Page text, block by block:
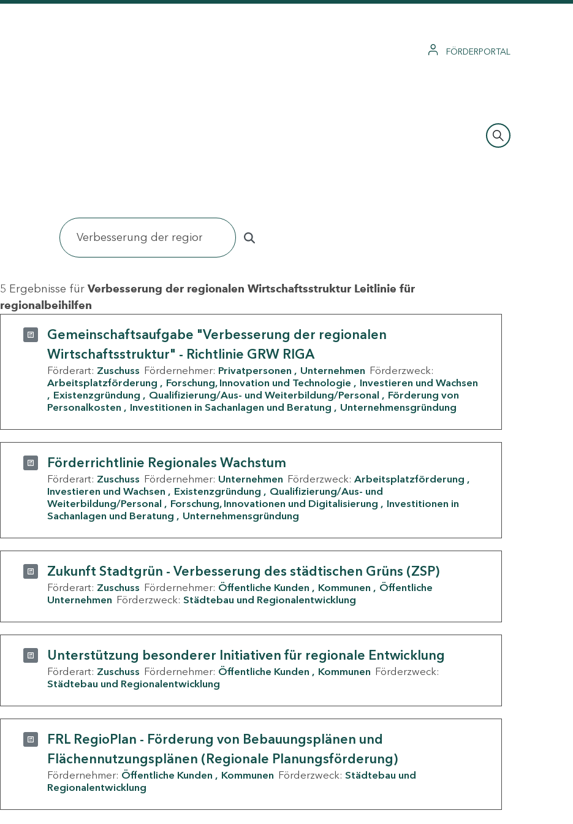
FÖRDERPORTAL
5 Ergebnisse für Verbesserung der regionalen Wirtschaftsstruktur Leitlinie für
regionalbeihilfen
Gemeinschaftsaufgabe "Verbesserung der regionalen
Wirtschaftsstruktur" - Richtlinie GRW RIGA
Förderart: Zuschuss Fördernehmer: Privatpersonen Unternehmen Förderzweck:
Arbeitsplatzförderung
Forschung, Innovation und Technologie
Investieren und Wachsen
Existenzgründung
Qualifizierung/Aus- und Weiterbildung/Personal
Förderung von
Personalkosten
Investitionen in Sachanlagen und Beratung Unternehmensgründung
Förderrichtlinie Regionales Wachstum
Förderart: Zuschuss Fördernehmer: Unternehmen Förderzweck: Arbeitsplatzförderung
Investieren und Wachsen
Existenzgründung
Qualifizierung/Aus- und
Weiterbildung/Personal
Forschung, Innovationen und Digitalisierung
Investitionen in
Sachanlagen und Beratung
Unternehmensgründung
Zukunft Stadtgrün - Verbesserung des städtischen Grüns (ZSP)
Förderart: Zuschuss Fördernehmer: Öffentliche Kunden Kommunen
Öffentliche
Unternehmen Förderzweck: Städtebau und Regionalentwicklung
Unterstützung besonderer Initiativen für regionale Entwicklung
Förderart: Zuschuss Fördernehmer: Öffentliche Kunden Kommunen Förderzweck:
Städtebau und Regionalentwicklung
FRL RegioPlan - Förderung von Bebauungsplänen und
Flächennutzungsplänen (Regionale Planungsförderung)
Fördernehmer: Öffentliche Kunden Kommunen Förderzweck: Städtebau und
Regionalentwicklung